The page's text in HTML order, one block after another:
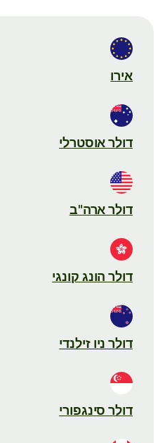
אירו
דולר אוסטרלי
דולר ארה"ב
דולר הונג קונגי
דולר ניו זילנדי
דולר סינגפורי